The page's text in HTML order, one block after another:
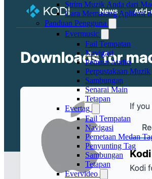
Strim Muzik Anda dari
Cara Memasang Aplikasi
Panduan Pengguna
Evermusic
Fail Tempatan
Navigasi
Pemain Audio
Perpustakaan Muzik
Sambungan
Senarai Main
Tetapan
Evertag
Fail Tempatan
Navigasi
Pemetaan Medan
Penyunting Tag
Sambungan
Tetapan
Evervideo